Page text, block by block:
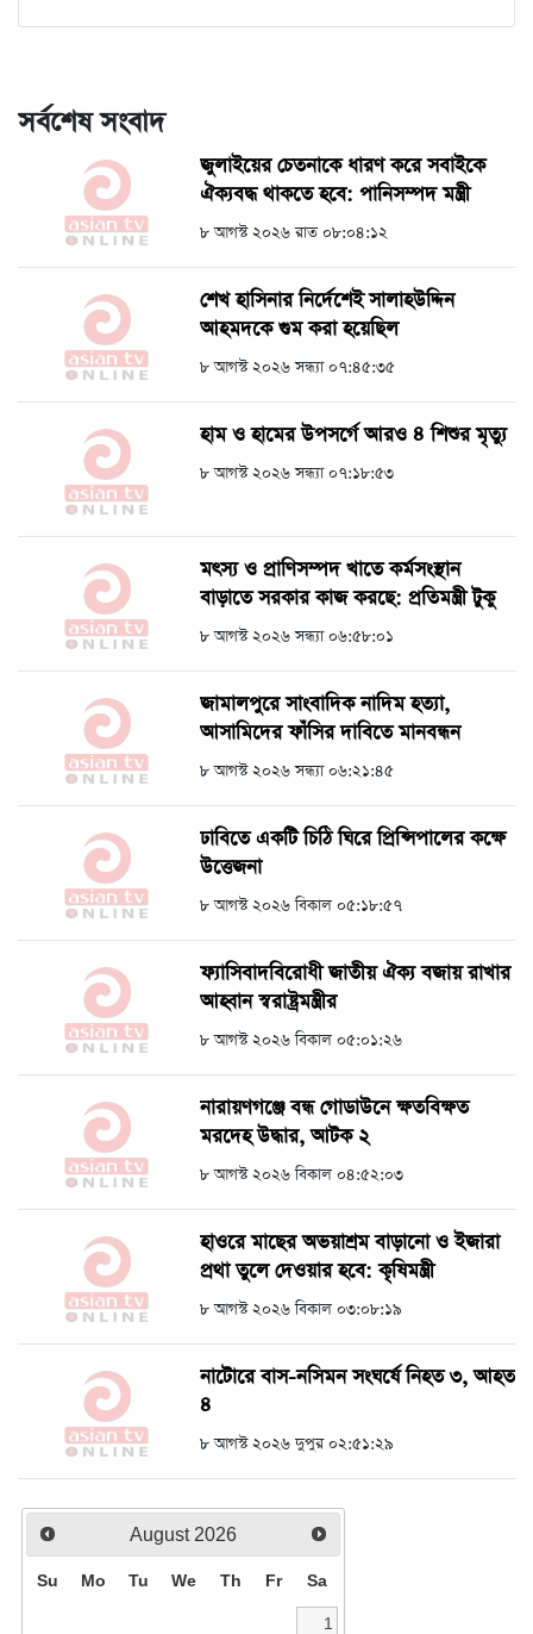
সর্বশেষ সংবাদ
জুলাইয়ের চেতনাকে ধারণ করে সবাইকে
ঐক্যবদ্ধ থাকতে হবে: পানিসম্পদ মন্ত্রী
৮ আগস্ট ২০২৬ রাত ০৮:০৪:১২
শেখ হাসিনার নির্দেশেই সালাহউদ্দিন
আহমদকে গুম করা হয়েছিল
৮ আগস্ট ২০২৬ সন্ধ্যা ০৭:৪৫:৩৫
হাম ও হামের উপসর্গে আরও ৪ শিশুর মৃত্যু
৮ আগস্ট ২০২৬ সন্ধ্যা ০৭:১৮:৫৩
মৎস্য ও প্রাণিসম্পদ খাতে কর্মসংস্থান
বাড়াতে সরকার কাজ করছে: প্রতিমন্ত্রী টুকু
৮ আগস্ট ২০২৬ সন্ধ্যা ০৬:৫৮:০১
জামালপুরে সাংবাদিক নাদিম হত্যা,
আসামিদের ফাঁসির দাবিতে মানবন্ধন
৮ আগস্ট ২০২৬ সন্ধ্যা ০৬:২১:৪৫
ঢাবিতে একটি চিঠি ঘিরে প্রিন্সিপালের কক্ষে
উত্তেজনা
৮ আগস্ট ২০২৬ বিকাল ০৫:১৮:৫৭
ফ্যাসিবাদবিরোধী জাতীয় ঐক্য বজায় রাখার
আহ্বান স্বরাষ্ট্রমন্ত্রীর
৮ আগস্ট ২০২৬ বিকাল ০৫:০১:২৬
নারায়ণগঞ্জে বন্ধ গোডাউনে ক্ষতবিক্ষত
মরদেহ উদ্ধার, আটক ২
৮ আগস্ট ২০২৬ বিকাল ০৪:৫২:০৩
হাওরে মাছের অভয়াশ্রম বাড়ানো ও ইজারা
প্রথা তুলে দেওয়ার হবে: কৃষিমন্ত্রী
৮ আগস্ট ২০২৬ বিকাল ০৩:০৮:১৯
নাটোরে বাস-নসিমন সংঘর্ষে নিহত ৩, আহত
৪
৮ আগস্ট ২০২৬ দুপুর ০২:৫১:২৯
August 2026
Su Mo Tu We Th Fr Sa
1